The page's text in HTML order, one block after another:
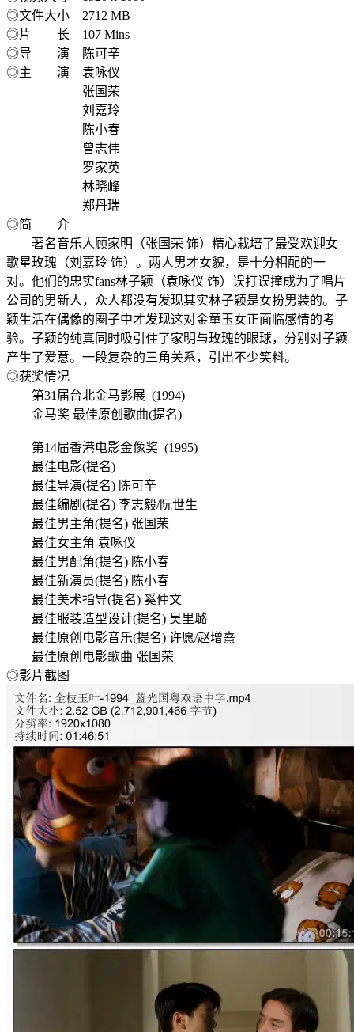
◎文件大小 2712 MB
◎片 长 107 Mins
◎导 演 陈可辛
◎主 演 袁咏仪
张国荣
刘嘉玲
陈小春
曾志伟
罗家英
林晓峰
郑丹瑞
◎简 介
著名音乐人顾家明（张国荣 饰）精心栽培了最受欢迎女
歌星玫瑰（刘嘉玲 饰）。两人男才女貌，是十分相配的一
对。他们的忠实fans林子颖（袁咏仪 饰）误打误撞成为了唱片
公司的男新人，众人都没有发现其实林子颖是女扮男装的。子
颖生活在偶像的圈子中才发现这对金童玉女正面临感情的考
验。子颖的纯真同时吸引住了家明与玫瑰的眼球，分别对子颖
产生了爱意。一段复杂的三角关系，引出不少笑料。
◎获奖情况
第31届台北金马影展 (1994)
金马奖 最佳原创歌曲(提名)
第14届香港电影金像奖 (1995)
最佳电影(提名)
最佳导演(提名) 陈可辛
最佳编剧(提名) 李志毅/阮世生
最佳男主角(提名) 张国荣
最佳女主角 袁咏仪
最佳男配角(提名) 陈小春
最佳新演员(提名) 陈小春
最佳美术指导(提名) 奚仲文
最佳服装造型设计(提名) 吴里璐
最佳原创电影音乐(提名) 许愿/赵增熹
最佳原创电影歌曲 张国荣
◎影片截图